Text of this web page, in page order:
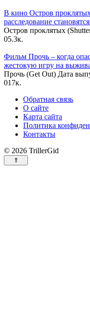
В кино Остров
расследование
Остров проклятых
05.3к.
Фильм Прочь – когда
жестокую игру на
Прочь (Get Out) Дата
017к.
Обратная связь
О сайте
Карта сайта
Политика
Контакты
© 2026 TrillerGid